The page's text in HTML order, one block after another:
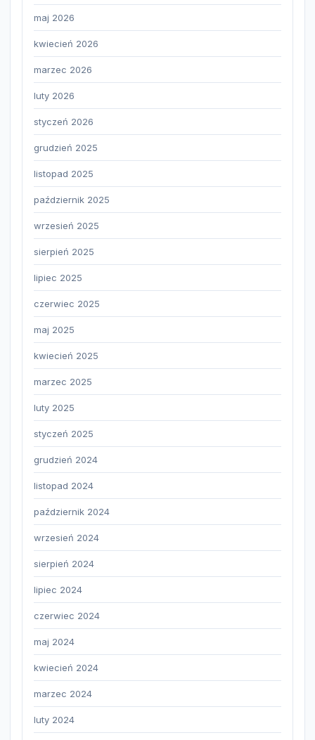
maj 2026
kwiecień 2026
marzec 2026
luty 2026
styczeń 2026
grudzień 2025
listopad 2025
październik 2025
wrzesień 2025
sierpień 2025
lipiec 2025
czerwiec 2025
maj 2025
kwiecień 2025
marzec 2025
luty 2025
styczeń 2025
grudzień 2024
listopad 2024
październik 2024
wrzesień 2024
sierpień 2024
lipiec 2024
czerwiec 2024
maj 2024
kwiecień 2024
marzec 2024
luty 2024